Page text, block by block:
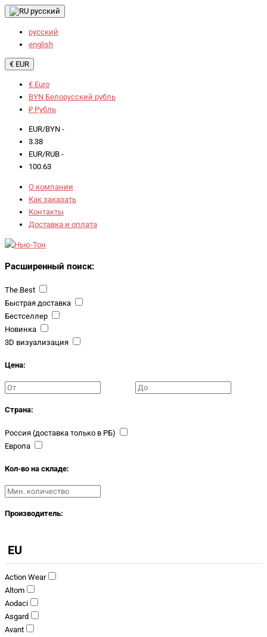
русский
русский
english
€ EUR
€ Euro
BYN Белорусский рубль
₽ Рубль
EUR/BYN -
3.38
EUR/RUB -
100.63
О компании
Как заказать
Контакты
Доставка и оплата
Расширенный поиск:
The.Best
Быстрая доставка
Бестселлер
Новинка
3D визуализация
Цена:
Страна:
Россия (доставка только в РБ)
Европа
Кол-во на складе:
Производитель:
EU
Action Wear
Altom
Aodaci
Asgard
Avant